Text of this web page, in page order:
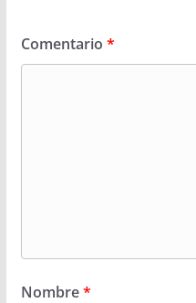
Comentario *
Nombre*